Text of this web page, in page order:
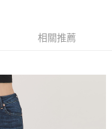
情形，本公司將視審查結果
相關推薦